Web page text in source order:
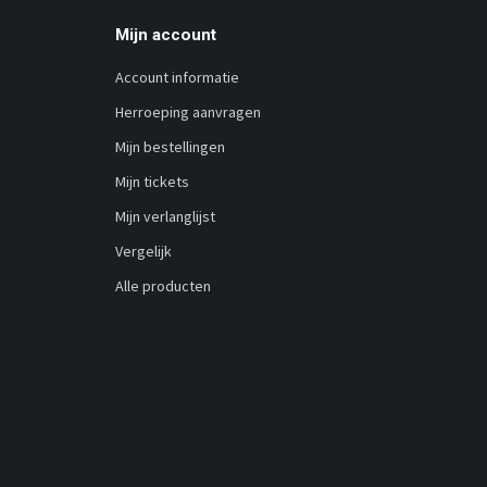
Mijn account
Account informatie
Herroeping aanvragen
Mijn bestellingen
Mijn tickets
Mijn verlanglijst
Vergelijk
Alle producten